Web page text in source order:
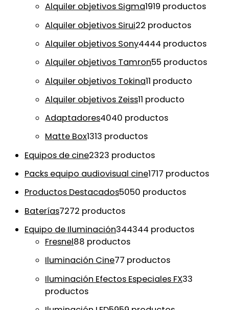
Alquiler objetivos Sigma1919 productos
Alquiler objetivos Sirui22 productos
Alquiler objetivos Sony4444 productos
Alquiler objetivos Tamron55 productos
Alquiler objetivos Tokina11 producto
Alquiler objetivos Zeiss11 producto
Adaptadores4040 productos
Matte Box1313 productos
Equipos de cine2323 productos
Packs equipo audiovisual cine1717 productos
Productos Destacados5050 productos
Baterías7272 productos
Equipo de Iluminación344344 productos
Fresnel88 productos
Iluminación Cine77 productos
Iluminación Efectos Especiales FX33
productos